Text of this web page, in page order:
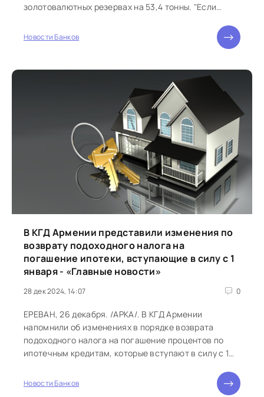
золотовалютных резервах на 53,4 тонны. "Если
Новости Банков
В КГД Армении представили изменения по
возврату подоходного налога на
погашение ипотеки, вступающие в силу с 1
января - «Главные новости»
28 дек 2024, 14:07 0
ЕРЕВАН, 26 декабря. /АРКА/. В КГД Армении
напомнили об изменениях в порядке возврата
подоходного налога на погашение процентов по
ипотечным кредитам, которые вступают в силу с 1
Новости Банков